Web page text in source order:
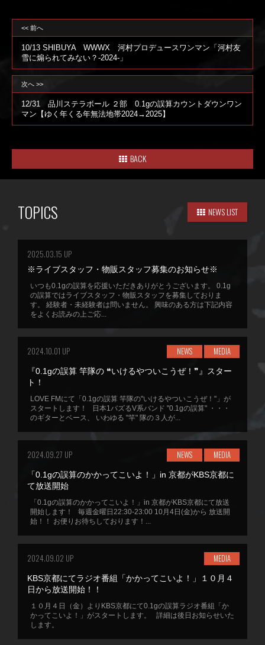
<< 前へ
10/13 SHIBUYA WWWX 河村プロデュースワンマン「河村友
雪に煽られてみない？-2024-」
次へ >>
12/31 品川ステラボール ２部 0.1gの誤算カウントダウンワン
マン【ゆく年くる年無法地帯2024→2025】
BACK
TOPICS NEWS LIST
2025.03.15 UP
※ライブスタッフ・物販スタッフ募集のお知らせ※
いつも0.1gの誤算を応援いただきありがとうございます。 0.1g
の誤算ではライブスタッフ・物販スタッフを募集しておりま
す。 経験者・未経験者は問いません。 興味のある方は下記内容
をよくお読みの上ご応...
2024.10.01 UP NEWS MEDIA
『0.1gの誤算 竿隊の ❝いけるやついこうぜ！❞』スター
ト！
LOVE FMにて「0.1gの誤算 竿隊の"いけるやついこうぜ！"」が
スタートします！ 日本1バズるV系バンド "0.1gの誤算" ・・・
のギターとベース、 いわゆる "竿" 隊の３人が...
2024.09.27 UP NEWS MEDIA
「0.1gの誤算のかかってこいよ！」in 京都がKBS京都に
て放送開始
「0.1gの誤算のかかってこいよ！」in 京都がKBS京都にて放送
開始します！ 毎週金曜日22:30-23:00 10月4日(金)から 放送開
始！！ お便りお待ちしております！...
2024.09.02 UP MEDIA
KBS京都にてラジオ番組「かかってこいよ！」１０月４
日から放送開始！！
１０月４日（金）よりKBS京都にて0.1gの誤算ラジオ番組「か
かってこいよ！」がスタートします。 詳細は後日お知らせいた
します。